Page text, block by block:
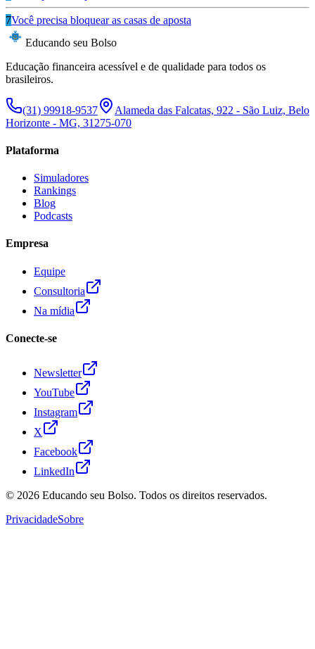
7Você precisa bloquear as casas de aposta
Educando seu Bolso
Educação financeira acessível e de qualidade para todos os
brasileiros.
(31) 99918-9537
Alameda das Falcatas, 922 - São Luiz, Belo
Horizonte - MG, 31275-070
Plataforma
Simuladores
Rankings
Blog
Podcasts
Empresa
Equipe
Consultoria
Na mídia
Conecte-se
Newsletter
YouTube
Instagram
X
Facebook
LinkedIn
© 2026 Educando seu Bolso. Todos os direitos reservados.
PrivacidadeSobre